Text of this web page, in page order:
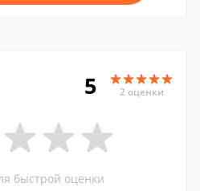
5 2 оценки
быстрой оценки